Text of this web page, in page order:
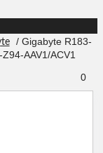
/ Gigabyte R183-
AAV1/ACV1
0